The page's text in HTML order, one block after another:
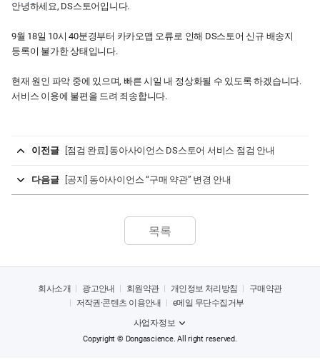
안녕하세요, DS스토어입니다.
9월 18일 10시 40분경부터 카카오맵 오류로 인해 DS스토어 신규 배송지
등록이 불가한 상태입니다.
현재 원인 파악 중에 있으며, 빠른 시일 내 정상화될 수 있도록 하겠습니다.
서비스 이용에 불편을 드려 죄송합니다.
이전글 [점검 완료] 동아사이언스 DS스토어 서비스 점검 안내
다음글 [공지] 동아사이언스 “구매 약관” 변경 안내
회사소개 광고안내 회원약관 개인정보 처리방침
구매약관
저작권·콘텐츠 이용안내
e메일 무단수집거부
사업자정보
Copyright © Dongascience. All right reserved.